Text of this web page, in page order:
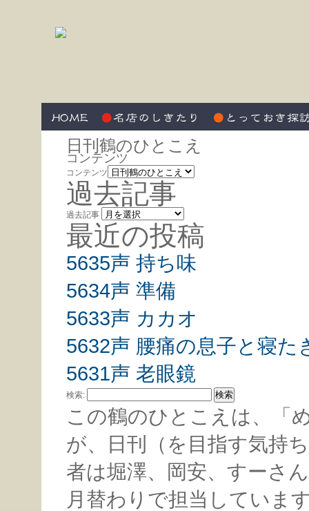
日刊鶴のひとこえ
コンテンツ
コンテンツ
過去記事
過去記事
最近の投稿
5635声 持ち味
5634声 準備
5633声 カカオ
5632声 腰痛の息子と寝た
5631声 老眼鏡
検索:
この鶴のひとこえは、「
が、日刊（を目指す気持
者は堀澤、岡安、すーさ
月替わりで担当していま